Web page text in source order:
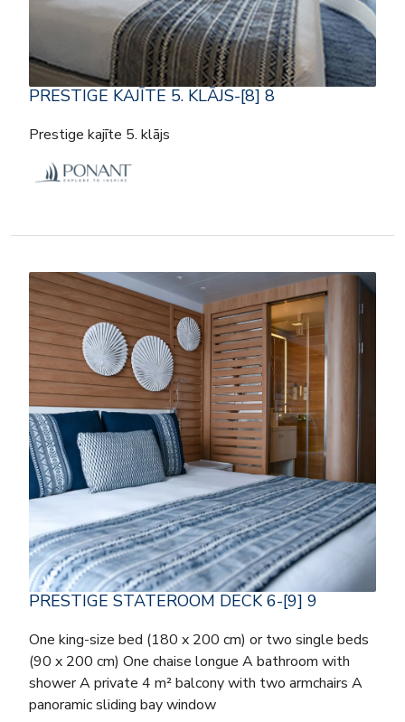
PRESTIGE KAJĪTE 5. KLĀJS-[8] 8
Prestige kajīte 5. klājs
PRESTIGE STATEROOM DECK 6-[9] 9
One king-size bed (180 x 200 cm) or two single beds
(90 x 200 cm) One chaise longue A bathroom with
shower A private 4 m² balcony with two armchairs A
panoramic sliding bay window